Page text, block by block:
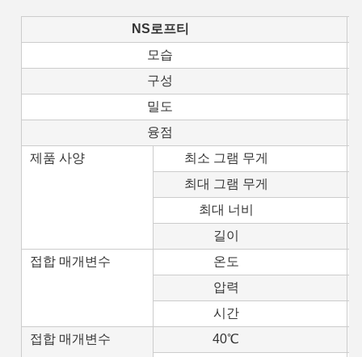
NS로프티
모습
구성
밀도
융점
제품 사양
최소 그램 무게
최대 그램 무게
최대 너비
길이
접합 매개변수
온도
압력
시간
접합 매개변수
40℃